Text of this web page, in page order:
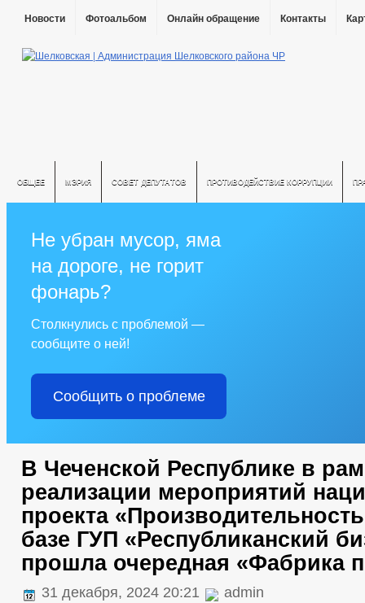
Новости Фотоальбом Онлайн обращение Контакты
ОБЩЕЕ МЭРИЯ СОВЕТ ДЕПУТАТОВ ПРОТИВОДЕЙСТВИЕ КОРРУПЦИИ
Не убран мусор, яма
на дороге, не горит
фонарь?
Столкнулись с проблемой —
сообщите о ней!
Сообщить о проблеме
В Чеченской Республике в
реализации мероприятий
проекта
базе ГУП «Республиканский
прошла очередная «Фабрика
31 декабря, 2024 20:21 admin